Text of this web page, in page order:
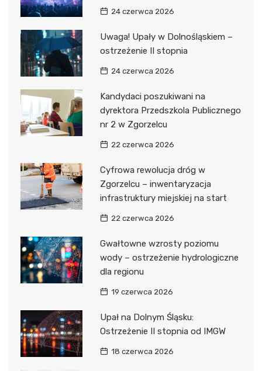
24 czerwca 2026
Uwaga! Upały w Dolnośląskiem –
ostrzeżenie II stopnia
24 czerwca 2026
Kandydaci poszukiwani na
dyrektora Przedszkola Publicznego
nr 2 w Zgorzelcu
22 czerwca 2026
Cyfrowa rewolucja dróg w
Zgorzelcu – inwentaryzacja
infrastruktury miejskiej na start
22 czerwca 2026
Gwałtowne wzrosty poziomu
wody – ostrzeżenie hydrologiczne
dla regionu
19 czerwca 2026
Upał na Dolnym Śląsku:
Ostrzeżenie II stopnia od IMGW
18 czerwca 2026